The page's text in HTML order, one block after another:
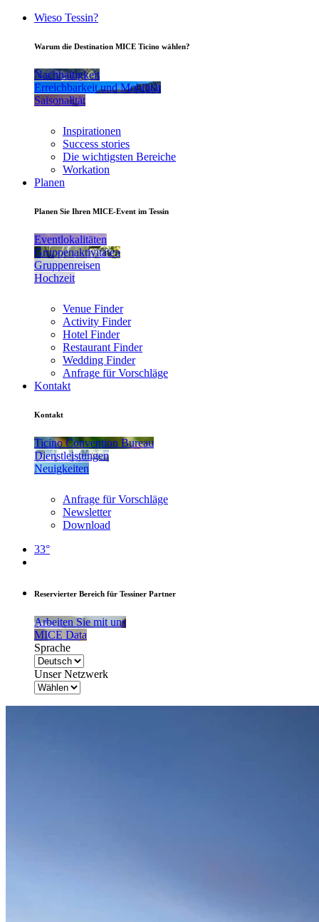
Wieso Tessin?
Warum die Destination MICE Ticino wählen?
Nachhaltigkeit
Erreichbarkeit und Mobilität
Saisonalität
Inspirationen
Success stories
Die wichtigsten Bereiche
Workation
Planen
Planen Sie Ihren MICE-Event im Tessin
Eventlokalitäten
Gruppenaktivitäten
Gruppenreisen
Hochzeit
Venue Finder
Activity Finder
Hotel Finder
Restaurant Finder
Wedding Finder
Anfrage für Vorschläge
Kontakt
Kontakt
Ticino Convention Bureau
Dienstleistungen
Neuigkeiten
Anfrage für Vorschläge
Newsletter
Download
33°
Reservierter Bereich für Tessiner Partner
Arbeiten Sie mit uns
MICE Data
Sprache
Unser Netzwerk